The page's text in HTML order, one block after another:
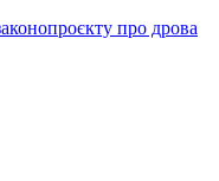
про дрова